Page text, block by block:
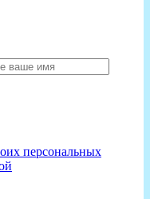
персональных